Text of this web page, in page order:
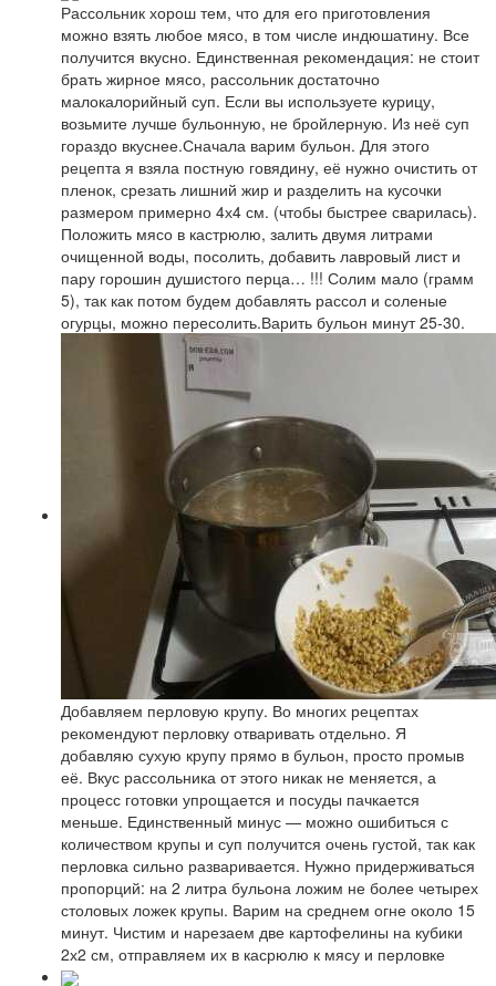
Рассольник хорош тем, что для его приготовления
можно взять любое мясо, в том числе индюшатину. Все
получится вкусно. Единственная рекомендация: не стоит
брать жирное мясо, рассольник достаточно
малокалорийный суп. Если вы используете курицу,
возьмите лучше бульонную, не бройлерную. Из неё суп
гораздо вкуснее.Сначала варим бульон. Для этого
рецепта я взяла постную говядину, её нужно очистить от
пленок, срезать лишний жир и разделить на кусочки
размером примерно 4х4 см. (чтобы быстрее сварилась).
Положить мясо в кастрюлю, залить двумя литрами
очищенной воды, посолить, добавить лавровый лист и
пару горошин душистого перца… !!! Солим мало (грамм
5), так как потом будем добавлять рассол и соленые
огурцы, можно пересолить.Варить бульон минут 25-30.
Добавляем перловую крупу. Во многих рецептах
рекомендуют перловку отваривать отдельно. Я
добавляю сухую крупу прямо в бульон, просто промыв
её. Вкус рассольника от этого никак не меняется, а
процесс готовки упрощается и посуды пачкается
меньше. Единственный минус — можно ошибиться с
количеством крупы и суп получится очень густой, так как
перловка сильно разваривается. Нужно придерживаться
пропорций: на 2 литра бульона ложим не более четырех
столовых ложек крупы. Варим на среднем огне около 15
минут. Чистим и нарезаем две картофелины на кубики
2х2 см, отправляем их в касрюлю к мясу и перловке